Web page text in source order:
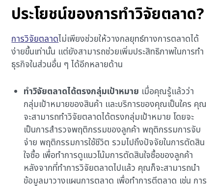
ประโยชน์ของการทำวิจัยตลาด?
การวิจัยตลาดไม่เพียงช่วยให้วางกลยุทธ์ทางการตลาดได้
ง่ายขึ้นเท่านั้น แต่ยังสามารถช่วยเพิ่มประสิทธิภาพในการทำ
ธุรกิจในส่วนอื่น ๆ ได้อีกหลายด้าน
ทำวิจัยตลาดได้ตรงกลุ่มเป้าหมาย เมื่อคุณรู้แล้วว่า
กลุ่มเป้าหมายของสินค้า และบริการของคุณเป็นใคร คุณ
จะสามารถทำวิจัยตลาดได้ตรงกลุ่มเป้าหมาย โดยจะ
เป็นการสำรวจพฤติกรรมของลูกค้า พฤติกรรมการจับ
จ่าย พฤติกรรมการใช้ชีวิต รวมไปถึงปัจจัยในการตัดสิน
ใจซื้อ เพื่อทำการดูแนวโน้มการตัดสินใจซื้อของลูกค้า
หลังจากที่ทำการวิจัยตลาดไปแล้ว คุณก็จะสามารถนำ
ข้อมูลมาวางแผนการตลาด เพื่อทำการตีตลาด เช่น การ